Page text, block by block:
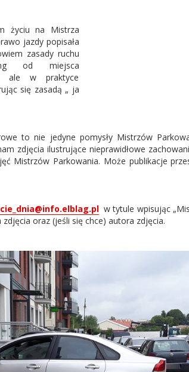
życiu na Mistrza
jazdy popisała
zasady ruchu
od miejsca
ale w praktyce
się zasadą „ ja
to nie jedyne pomysły Mistrzów
zdjęcia ilustrujące nieprawidłowe
Mistrzów Parkowania. Może publikacje
w tytule wpisując
oraz (jeśli się chce) autora zdjęcia.